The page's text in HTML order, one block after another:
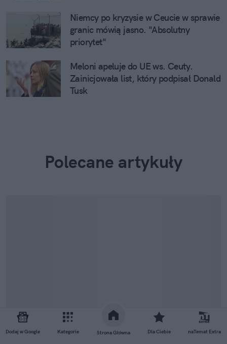
Dodaj w Google Kategorie Strona Główna Dla Ciebie naTemat Extra
Niemcy po kryzysie w Ceucie w sprawie
granic mówią jasno. "Absolutny
priorytet"
Meloni apeluje do UE ws. Ceuty.
Zainicjowała list, który podpisał Donald
Tusk
Polecane artykuły